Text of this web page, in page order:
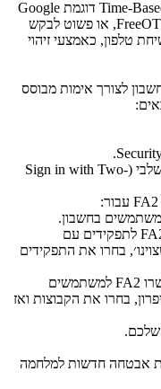
Time- דוגמת Google
, או פשוט לבקש
טלפון, כאמצעי זיהוי
לצורך אימות מבוסס
.
(
Sign in with Two-
FA עבור:
בחשבון.
FA לתפקידים עם
בחרו את התפקידים
2
FA למשתמשים
בחרו את הקבוצות ואז
שלכם.
3 תכונות אבטחה חדשות למלחמה